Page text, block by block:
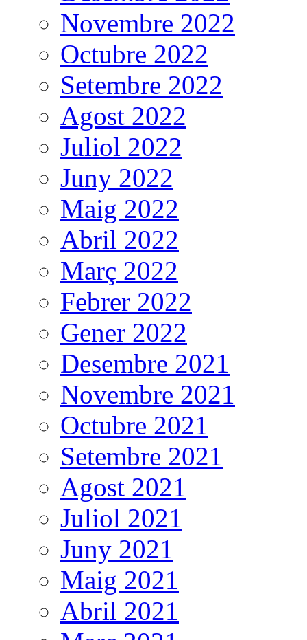
Novembre 2022
Octubre 2022
Setembre 2022
Agost 2022
Juliol 2022
Juny 2022
Maig 2022
Abril 2022
Març 2022
Febrer 2022
Gener 2022
Desembre 2021
Novembre 2021
Octubre 2021
Setembre 2021
Agost 2021
Juliol 2021
Juny 2021
Maig 2021
Abril 2021